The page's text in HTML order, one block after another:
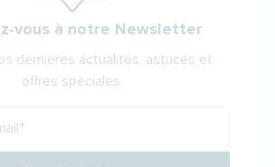
vous à notre Newsletter
dernières actualités, astuces et
offres spéciales.
*